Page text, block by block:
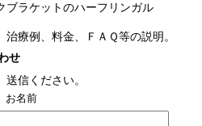
ラケットのハーフリンガル
療例、料金、ＦＡＱ等の説明。
せ
信ください。
お名前